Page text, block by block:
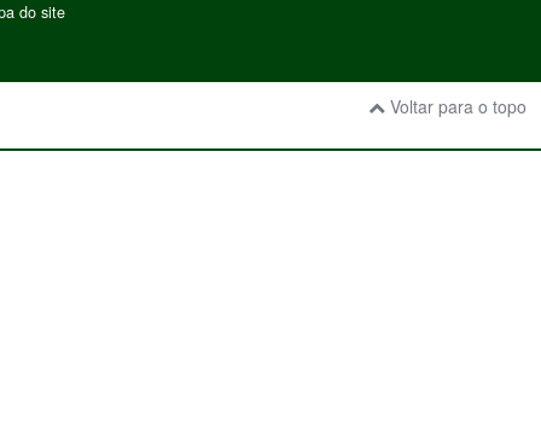
do site
Voltar para o topo